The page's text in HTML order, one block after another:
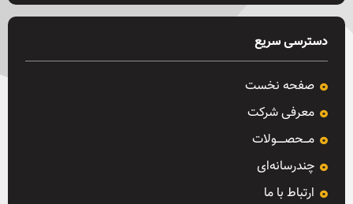
دسترسی سریع
صفحه نخست
معرفی شرکت
مـــحصـــــولات
چندرسانه‌ای
ارتباط با ما